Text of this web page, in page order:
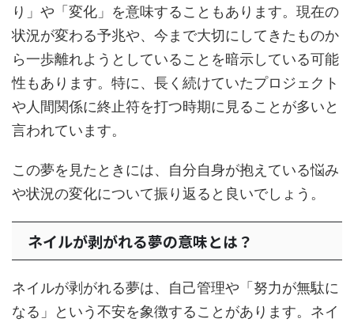
り」や「変化」を意味することもあります。現在の
状況が変わる予兆や、今まで大切にしてきたものか
ら一歩離れようとしていることを暗示している可能
性もあります。特に、長く続けていたプロジェクト
や人間関係に終止符を打つ時期に見ることが多いと
言われています。
この夢を見たときには、自分自身が抱えている悩み
や状況の変化について振り返ると良いでしょう。
ネイルが剥がれる夢の意味とは？
ネイルが剥がれる夢は、自己管理や「努力が無駄に
なる」という不安を象徴することがあります。ネイ